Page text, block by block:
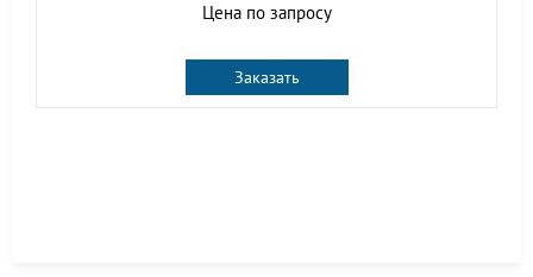
Цена по запросу
Заказать